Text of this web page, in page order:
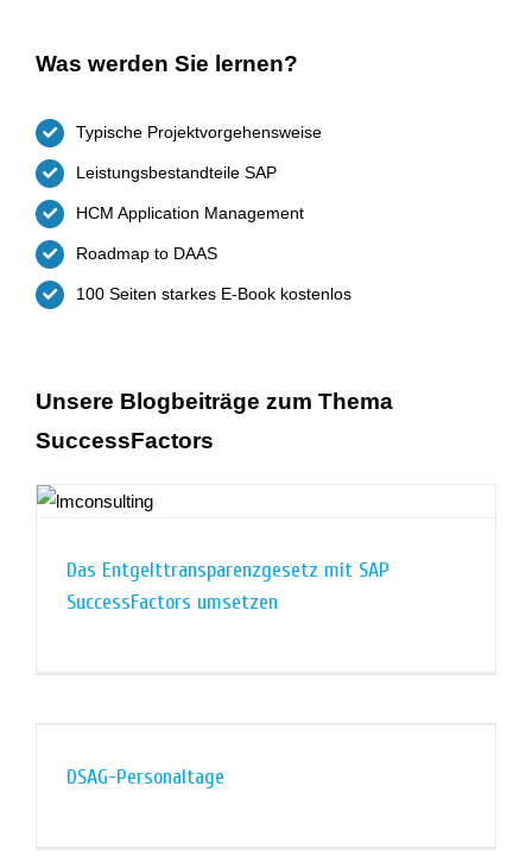
Was werden Sie lernen?
Typische Projektvorgehensweise
Leistungsbestandteile SAP
HCM Application Management
Roadmap to DAAS
100 Seiten starkes E-Book kostenlos
Unsere Blogbeiträge zum Thema
SuccessFactors
Das Entgelttransparenzgesetz mit SAP
SuccessFactors umsetzen
DSAG-Personaltage